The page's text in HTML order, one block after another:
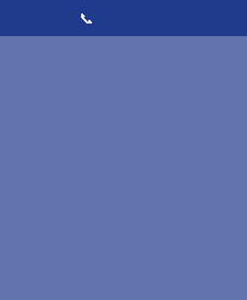
📞